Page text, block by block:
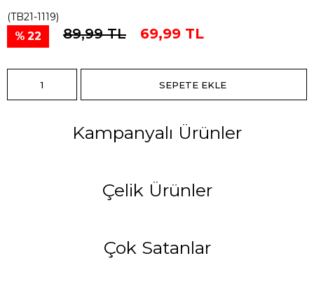
(TB21-1119)
22 89,99 TL 69,99 TL
Kampanyalı Ürünler
Çelik Ürünler
Çok Satanlar